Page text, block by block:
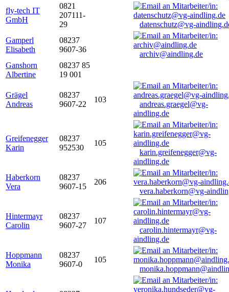
fly-tech IT
GmbH
0821
207111-
29
datenschutz@vg-
Gamperl
Elisabeth
08237
9607-36
archiv@aindling.de
Ganshorn
Albertine
08237 85
19 001
Grägel
Andreas
08237
9607-22
103
andreas.graegel@vg-
aindling.de
Greifenegger
Karin
08237
952530
105
karin.greifenegger@vg-
aindling.de
Haberkorn
Vera
08237
9607-15
206
vera.haberkorn@vg-
Hintermayr
Carolin
08237
9607-27
107
carolin.hintermayr@vg-
aindling.de
Hoppmann
Monika
08237
9607-0
105